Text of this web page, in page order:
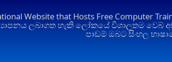
Website that Hosts Free Computer
ලබාගත හැකි ලෝකයේ විශාලතම
පාඩම් ඔබට සිංහල